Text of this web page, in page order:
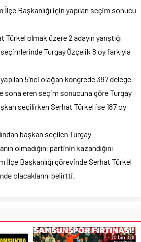
İlçe Başkanlığı için yapılan seçim sonucu
olmak üzere 2 adayın yarıştığı
Turgay Özçelik 8 oy farkıyla
5’nci olağan kongrede 397 delege
sona eren seçim sonucuna göre Turgay
seçilirken Serhat Türkel ise 187 oy
başkan seçilen Turgay
olmadığını partinin kazandığını
İlçe Başkanlığı görevinde Serhat Türkel
olacaklarını belirtti.